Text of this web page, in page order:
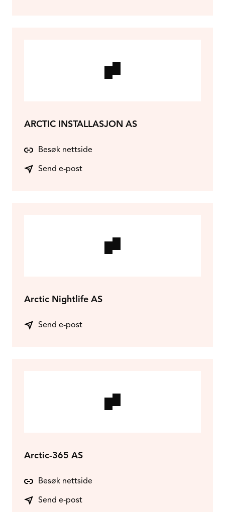
ARCTIC INSTALLASJON AS
Besøk nettside
Send e-post
Arctic Nightlife AS
Send e-post
Arctic-365 AS
Besøk nettside
Send e-post